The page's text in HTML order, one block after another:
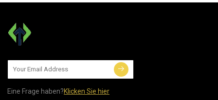
Eine Frage haben?Klicken Sie hier